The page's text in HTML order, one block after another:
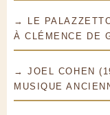
→ LE
À CLÉMENCE DE
→ JOEL COHEN
MUSIQUE